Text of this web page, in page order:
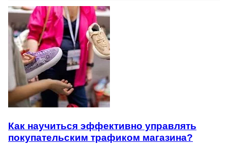
Как научиться эффективно управлять
покупательским трафиком магазина?